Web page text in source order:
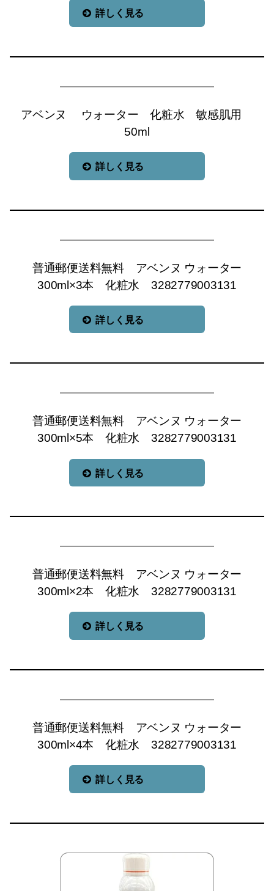
詳しく見る
アベンヌ ウォーター 化粧水 敏感肌用
50ml
詳しく見る
普通郵便送料無料 アベンヌ ウォーター
300ml×3本 化粧水 3282779003131
詳しく見る
普通郵便送料無料 アベンヌ ウォーター
300ml×5本 化粧水 3282779003131
詳しく見る
普通郵便送料無料 アベンヌ ウォーター
300ml×2本 化粧水 3282779003131
詳しく見る
普通郵便送料無料 アベンヌ ウォーター
300ml×4本 化粧水 3282779003131
詳しく見る